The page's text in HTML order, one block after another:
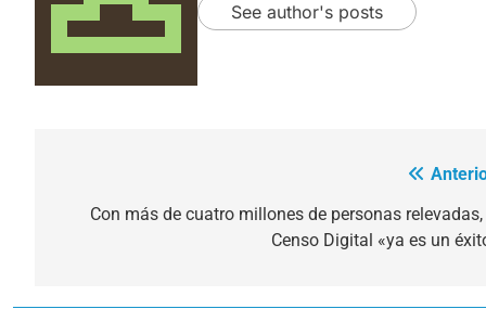
See author's posts
Con más de cuatro millones de personas relevadas,
Censo Digital «ya es un